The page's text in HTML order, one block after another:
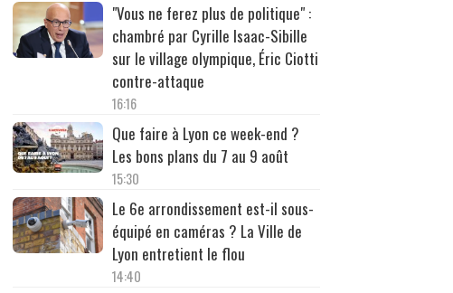
"Vous ne ferez plus de politique" :
chambré par Cyrille Isaac-Sibille
sur le village olympique, Éric Ciotti
contre-attaque
16:16
Que faire à Lyon ce week-end ?
Les bons plans du 7 au 9 août
15:30
Le 6e arrondissement est-il sous-
équipé en caméras ? La Ville de
Lyon entretient le flou
14:40